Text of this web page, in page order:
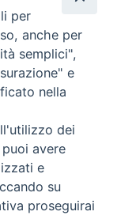
riservati - Vita
Torna
per
anche per
semplici",
e
nella
dei
avere
e
su
proseguirai